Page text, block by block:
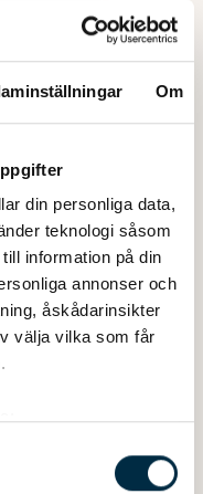
Om
din personliga data,
teknologi såsom
information på din
annonser och
åskådarinsikter
välja vilka som får
upp till flera meter